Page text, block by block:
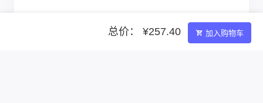
总价： ¥257.40 加入购物车